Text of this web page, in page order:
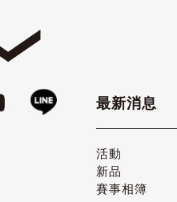
最新消息
活動
新品
賽事相簿